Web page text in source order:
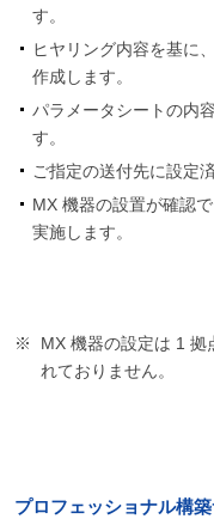
す。
ヒヤリング内容を基に
作成します。
パラメータシートの内
す。
ご指定の送付先に設定
MX 機器の設置が確認
実施します。
MX 機器の設定は 1 拠
れておりません。
プロフェッショナル構